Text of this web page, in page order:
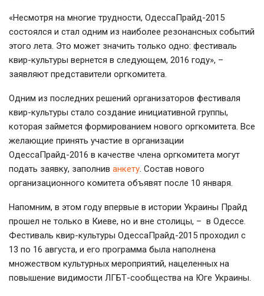
«Несмотря на многие трудности, ОдессаПрайд-2015
состоялся и стал одним из наиболее резонансных событий
этого лета. Это может значить только одно: фестиваль
квир-культуры вернется в следующем, 2016 году», –
заявляют представители оргкомитета.
Одним из последних решений организаторов фестиваля
квир-культуры стало создание инициативной группы,
которая займется формированием нового оргкомитета. Все
желающие принять участие в организации
ОдессаПрайд-2016 в качестве члена оргкомитета могут
подать заявку, заполнив анкету. Состав нового
организационного комитета объявят после 10 января.
Напомним, в этом году впервые в истории Украины Прайд
прошел не только в Киеве, но и вне столицы, – в Одессе.
Фестиваль квир-культуры ОдессаПрайд-2015 проходил с
13 по 16 августа, и его программа была наполнена
множеством культурных мероприятий, нацеленных на
повышение видимости ЛГБТ-сообщества на Юге Украины.